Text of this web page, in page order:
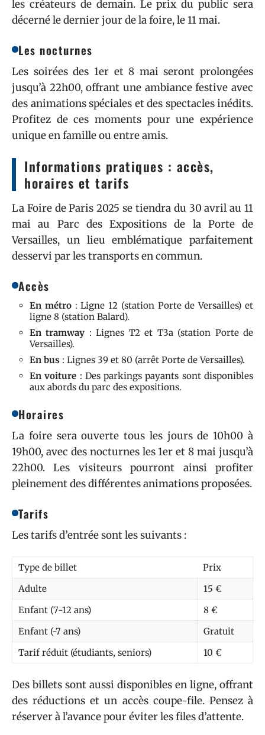
les créateurs de demain. Le prix du public sera
décerné le dernier jour de la foire, le 11 mai.
Les nocturnes
Les soirées des 1er et 8 mai seront prolongées
jusqu’à 22h00, offrant une ambiance festive avec
des animations spéciales et des spectacles inédits.
Profitez de ces moments pour une expérience
unique en famille ou entre amis.
Informations pratiques : accès,
horaires et tarifs
La Foire de Paris 2025 se tiendra du 30 avril au 11
mai au Parc des Expositions de la Porte de
Versailles, un lieu emblématique parfaitement
desservi par les transports en commun.
Accès
En métro: Ligne 12 (station Porte de Versailles) et
ligne 8 (station Balard).
En tramway : Lignes T2 et T3a (station Porte de
Versailles).
En bus : Lignes 39 et 80 (arrêt Porte de Versailles).
En voiture : Des parkings payants sont disponibles
aux abords du parc des expositions.
Horaires
La foire sera ouverte tous les jours de 10h00 à
19h00, avec des nocturnes les 1er et 8 mai jusqu’à
22h00. Les visiteurs pourront ainsi profiter
pleinement des différentes animations proposées.
Tarifs
Les tarifs d’entrée sont les suivants :
Type de billet
Prix
Adulte
15 €
Enfant (7-12 ans)
8 €
Enfant (-7 ans)
Gratuit
Tarif réduit (étudiants, seniors)
10 €
Des billets sont aussi disponibles en ligne, offrant
des réductions et un accès coupe-file. Pensez à
réserver à l’avance pour éviter les files d’attente.